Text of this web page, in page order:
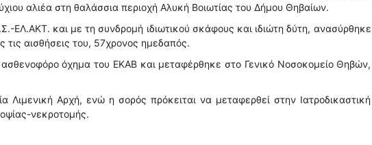
αλιέα στη θαλάσσια περιοχή Αλυκή Βοιωτίας του Δήμου Θηβαίων.
ΕΛ.ΑΚΤ. και με τη συνδρομή ιδιωτικού σκάφους και ιδιώτη δύτη, ανασύρθηκε
αισθήσεις του, 57χρονος ημεδαπός.
όχημα του ΕΚΑΒ και μεταφέρθηκε στο Γενικό Νοσοκομείο Θηβών,
Λιμενική Αρχή, ενώ η σορός πρόκειται να μεταφερθεί στην Ιατροδικαστική
νεκροτομής.